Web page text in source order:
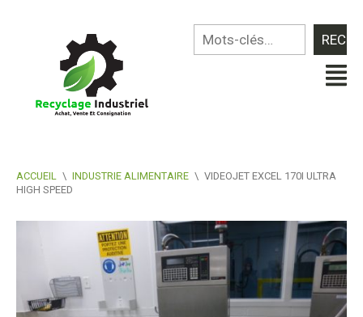
ACCUEIL \ INDUSTRIE ALIMENTAIRE \ VIDEOJET EXCEL 170I ULTRA
HIGH SPEED